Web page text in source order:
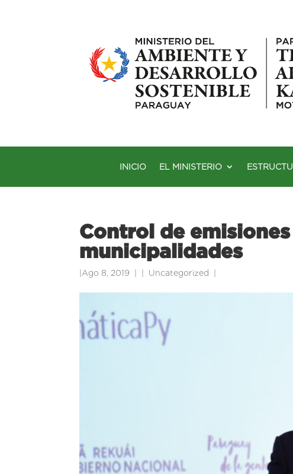
INICIO EL MINISTERIO
Control de
municipalidades
Ago 8, 2019 Uncategorized